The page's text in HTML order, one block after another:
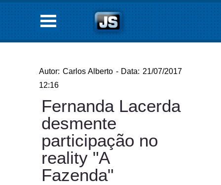
Autor: Carlos Alberto - Data: 21/07/2017
12:16
Fernanda Lacerda
desmente
participação no
reality "A
Fazenda"